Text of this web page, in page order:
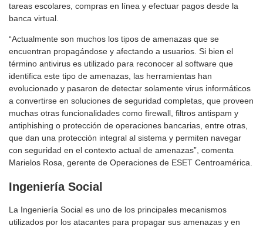
tareas escolares, compras en línea y efectuar pagos desde la
banca virtual.
“Actualmente son muchos los tipos de amenazas que se
encuentran propagándose y afectando a usuarios. Si bien el
término antivirus es utilizado para reconocer al software que
identifica este tipo de amenazas, las herramientas han
evolucionado y pasaron de detectar solamente virus informáticos
a convertirse en soluciones de seguridad completas, que proveen
muchas otras funcionalidades como firewall, filtros antispam y
antiphishing o protección de operaciones bancarias, entre otras,
que dan una protección integral al sistema y permiten navegar
con seguridad en el contexto actual de amenazas”, comenta
Marielos Rosa, gerente de Operaciones de ESET Centroamérica.
Ingeniería Social
La Ingeniería Social es uno de los principales mecanismos
utilizados por los atacantes para propagar sus amenazas y en